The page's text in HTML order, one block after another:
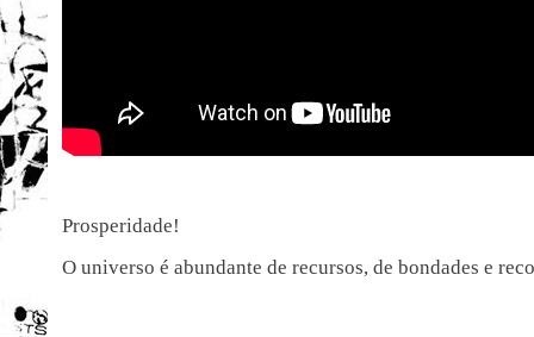
Prosperidade!
O universo é abundante de recursos, de bondades e